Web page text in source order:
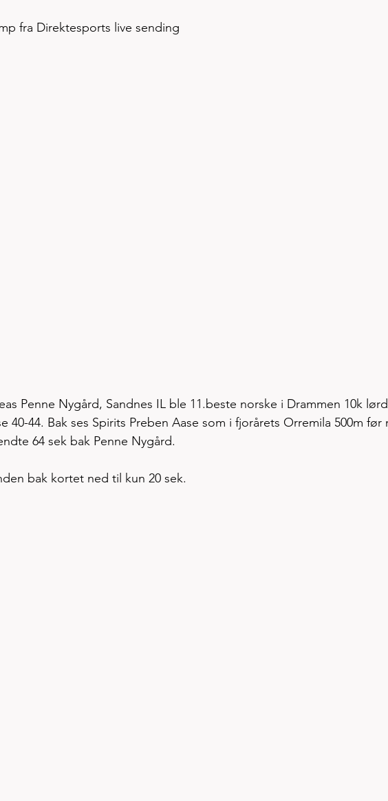
fra Direktesports live sending
Penne Nygård, Sandnes IL ble 11.beste norske i Drammen 10k
40-44. Bak ses Spirits Preben Aase som i fjorårets Orremila 500m før
64 sek bak Penne Nygård.
bak kortet ned til kun 20 sek.